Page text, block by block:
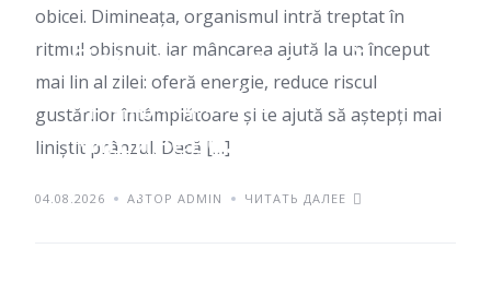
obicei. Dimineața, organismul intră treptat în
ritmul obișnuit, iar mâncarea ajută la un început
mai lin al zilei: oferă energie, reduce riscul
gustărilor întâmplătoare și te ajută să aștepți mai
liniștit prânzul. Dacă […]
04.08.2026 АВТОР ADMIN ЧИТАТЬ ДАЛЕЕ
Ярмарки с местной
продукцией в
Кишиневе: куда можно
сходить в выходные